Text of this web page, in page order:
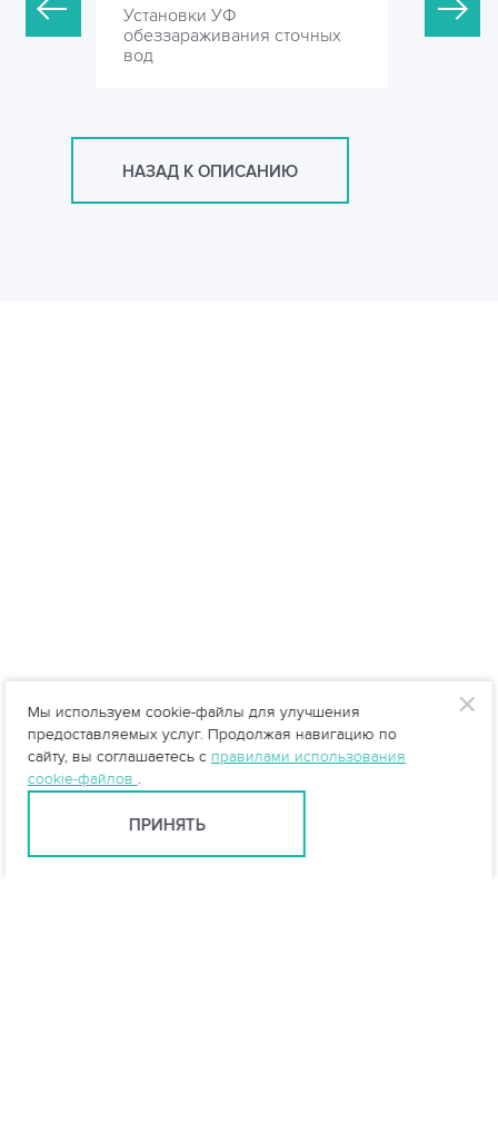
Установки УФ
обеззараживания сточных
вод
НАЗАД К ОПИСАНИЮ
Мы используем cookie-файлы для улучшения
предоставляемых услуг. Продолжая навигацию по
сайту, вы соглашаетесь с правилами использования
cookie-файлов .
ПРИНЯТЬ